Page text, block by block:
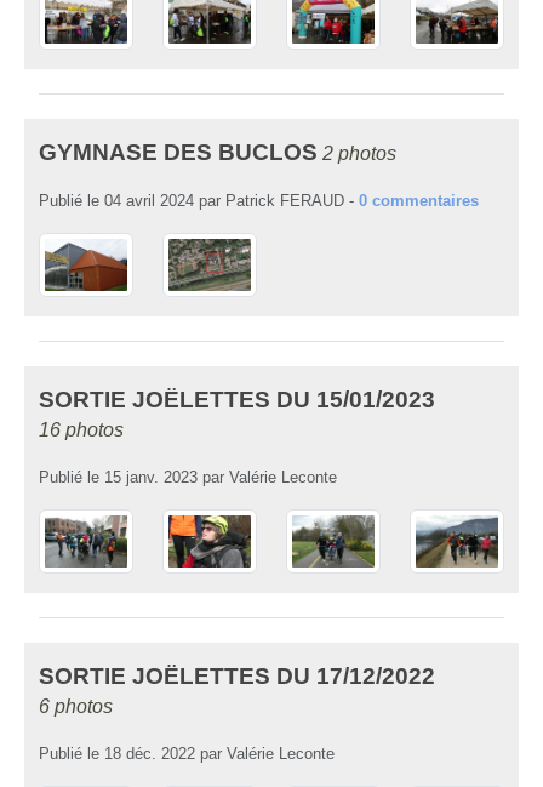
GYMNASE DES BUCLOS 2 photos
Publié le 04 avril 2024 par Patrick FERAUD - 0 commentaires
SORTIE JOËLETTES DU 15/01/2023
16 photos
Publié le 15 janv. 2023 par Valérie Leconte
SORTIE JOËLETTES DU 17/12/2022
6 photos
Publié le 18 déc. 2022 par Valérie Leconte